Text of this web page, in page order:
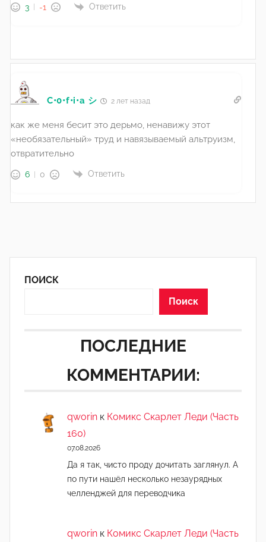
3 -1 Ответить
C•0•f•i•a シ 2 лет назад
как же меня бесит это дерьмо, ненавижу этот
«необязательный» труд и навязываемый альтруизм,
отвратительно
6 0 Ответить
ПОИСК
Поиск
ПОСЛЕДНИЕ
КОММЕНТАРИИ:
qworin к Комикс Скарлет Леди (Часть
160)
07.08.2026
Да я так, чисто проду дочитать заглянул. А
по пути нашёл несколько незаурядных
челленджей для переводчика
qworin к Комикс Скарлет Леди (Часть